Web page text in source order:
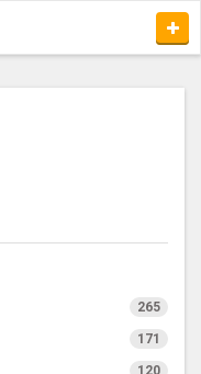
265
171
120